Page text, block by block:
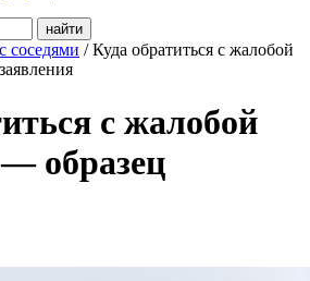
соседями / Куда обратиться с жалобой
с жалобой
— образец